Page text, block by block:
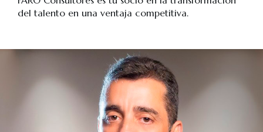
del talento en una ventaja competitiva.